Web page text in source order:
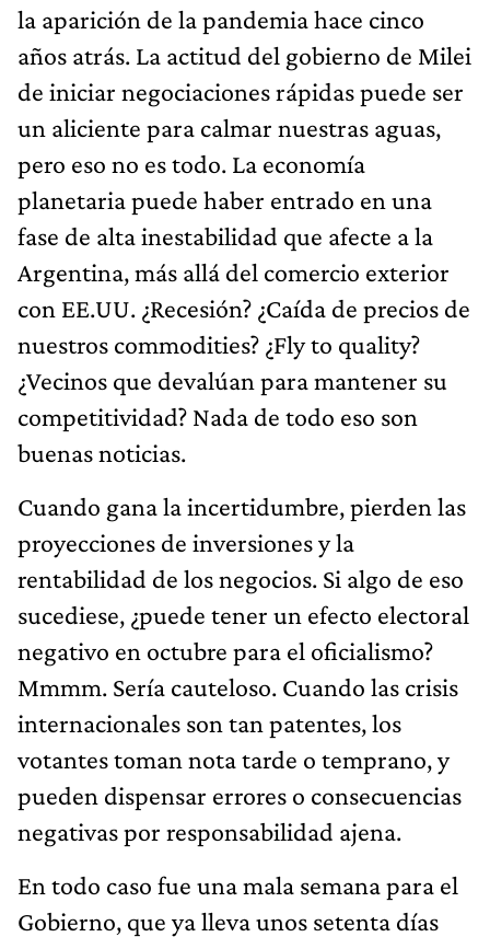
la aparición de la pandemia hace cinco
años atrás. La actitud del gobierno de Milei
de iniciar negociaciones rápidas puede ser
un aliciente para calmar nuestras aguas,
pero eso no es todo. La economía
planetaria puede haber entrado en una
fase de alta inestabilidad que afecte a la
Argentina, más allá del comercio exterior
con EE.UU. ¿Recesión? ¿Caída de precios de
nuestros commodities? ¿Fly to quality?
¿Vecinos que devalúan para mantener su
competitividad? Nada de todo eso son
buenas noticias.
Cuando gana la incertidumbre, pierden las
proyecciones de inversiones y la
rentabilidad de los negocios. Si algo de eso
sucediese, ¿puede tener un efecto electoral
negativo en octubre para el oficialismo?
Mmmm. Sería cauteloso. Cuando las crisis
internacionales son tan patentes, los
votantes toman nota tarde o temprano, y
pueden dispensar errores o consecuencias
negativas por responsabilidad ajena.
En todo caso fue una mala semana para el
Gobierno, que ya lleva unos setenta días